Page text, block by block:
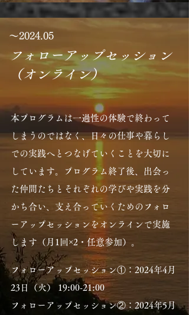
〜2024.05
フォローアップセッション
（オンライン）
本プログラムは一過性の体験で終わって
しまうのではなく、日々の仕事や暮らし
での実践へとつなげていくことを大切に
しています。プログラム終了後、出会っ
た仲間たちとそれぞれの学びや実践を分
かち合い、支え合っていくためのフォロ
ーアップセッションをオンラインで実施
します（月1回×2・任意参加）。
フォローアップセッション①：2024年4月
23日（火） 19:00-21:00
フォローアップセッション②：2024年5月